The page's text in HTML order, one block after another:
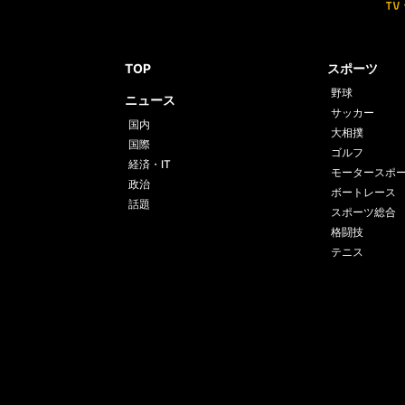
TOP
ニュース
国内
国際
経済・IT
政治
話題
スポーツ
野球
サッカー
大相撲
ゴルフ
モータースポ
ボートレース
スポーツ総合
格闘技
テニス